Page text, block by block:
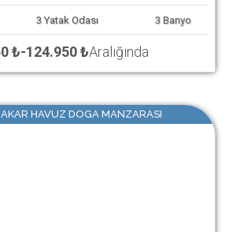
3 Yatak Odası 3 Banyo
₺-124.950 ₺Aralığında
HAVUZ DOGA MANZARASI